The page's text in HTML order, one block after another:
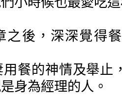
之後，深深覺得
餐的神情及舉止
身為經理的人。